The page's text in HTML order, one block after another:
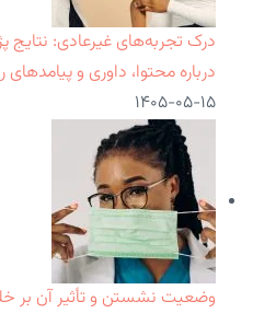
درباره محتوا، داوری و پیامدهای
۱۴۰۵-۰۵-۱۵
وضعیت نشستن و تأثیر آن بر